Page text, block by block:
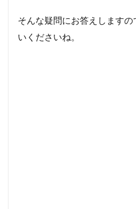
そんな疑問にお答えします
いくださいね。